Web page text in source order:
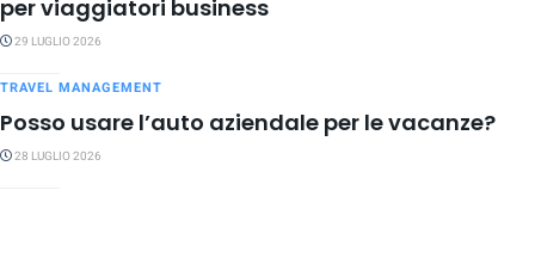
per viaggiatori business
29 LUGLIO 2026
TRAVEL MANAGEMENT
Posso usare l’auto aziendale per le vacanze?
28 LUGLIO 2026